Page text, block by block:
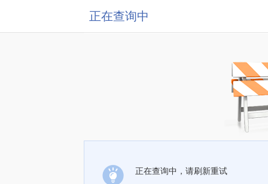
正在查询中
正在查询中，请刷新重试